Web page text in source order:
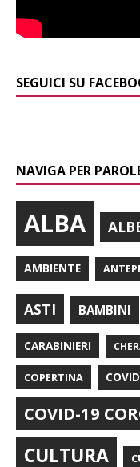
SEGUICI SU
NAVIGA PER
ALBA
AMBIENTE
ASTI BAMBINI
CARABINIERI
COPERTINA
COVID-19
CULTURA